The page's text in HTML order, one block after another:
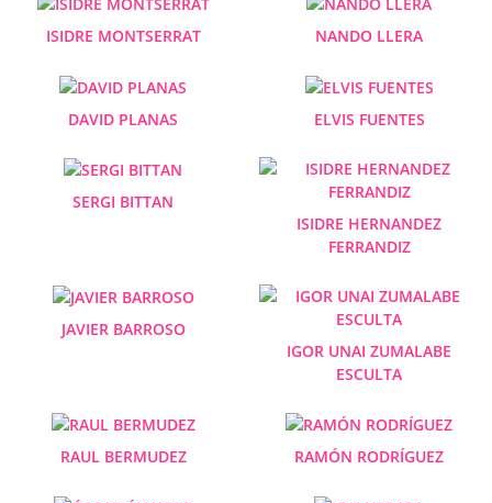
ISIDRE MONTSERRAT NANDO LLERA
DAVID PLANAS ELVIS FUENTES
SERGI BITTAN
ISIDRE HERNANDEZ
FERRANDIZ
JAVIER BARROSO
IGOR UNAI ZUMALABE
ESCULTA
RAUL BERMUDEZ RAMÓN RODRÍGUEZ